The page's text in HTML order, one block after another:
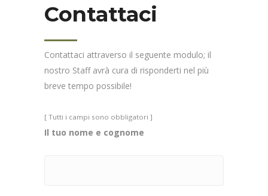
Contattaci
Contattaci attraverso il seguente modulo; il
nostro Staff avrà cura di risponderti nel più
breve tempo possibile!
[ Tutti i campi sono obbligatori ]
Il tuo nome e cognome